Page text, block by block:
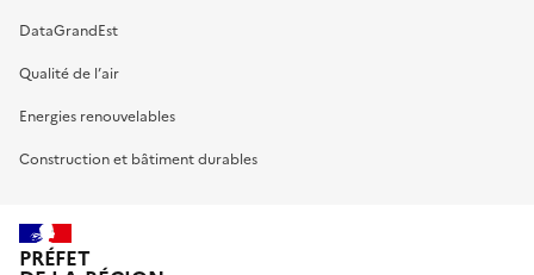
DataGrandEst
Qualité de l’air
Energies renouvelables
Construction et bâtiment durables
PRÉFET